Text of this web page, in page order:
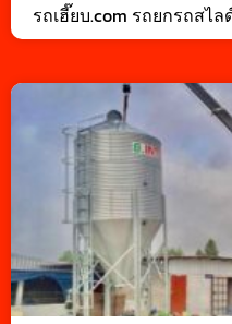
รถเฮี๊ยบ.com รถยกรถสไล